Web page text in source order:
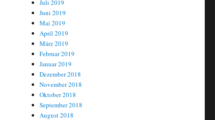
Juli 2019
Juni 2019
Mai 2019
April 2019
März 2019
Februar 2019
Januar 2019
Dezember 2018
November 2018
Oktober 2018
September 2018
August 2018